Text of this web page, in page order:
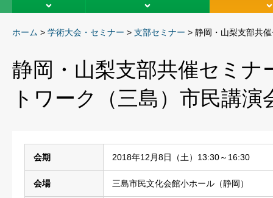
ホーム > 学術大会・セミナー > 支部セミナー > 静岡・山梨支部共
静岡・山梨支部共催セミナ
トワーク（三島）市民講演
会期 2018年12月8日（土）13:30～16:30
会場 三島市民文化会館小ホール（静岡）